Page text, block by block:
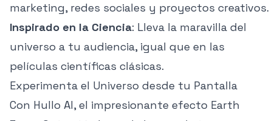
marketing, redes sociales y proyectos creativos.
Inspirado en la Ciencia: Lleva la maravilla del
universo a tu audiencia, igual que en las
películas científicas clásicas.
Experimenta el Universo desde tu Pantalla
Con Hullo AI, el impresionante efecto Earth